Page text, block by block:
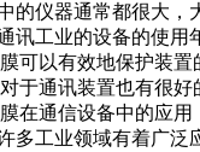
中的仪器通常都很大
讯工业的设备的使用年
有效地保护装置的表
于通讯装置也有很好的
信设备中的应用
领域有着广泛应用，